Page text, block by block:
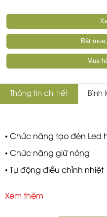
Đặt
Mua
Thông tin chi tiết Bình
• Chức năng tạo đèn Led
• Chức năng giữ nóng
• Tự động điều chỉnh nhiệt
Xem thêm